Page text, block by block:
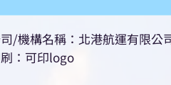
/機構名稱：北港航運有限
：可印logo